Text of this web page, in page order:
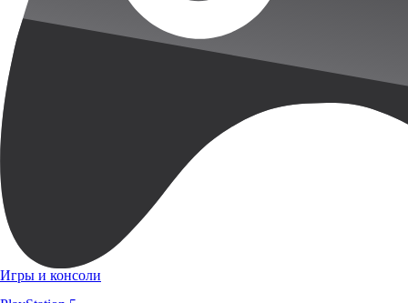
Игры и консоли